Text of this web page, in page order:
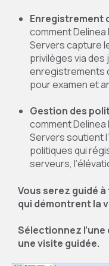
Enregistrement
commentDelinea
Serverscapture
privilègesvia des
enregistrements
pour examen et
Gestion des
commentDelinea
Serverssoutient
politiques qui
serveurs,
Vous serez guidé
qui démontrent la
Sélectionnez
une visite guidée.